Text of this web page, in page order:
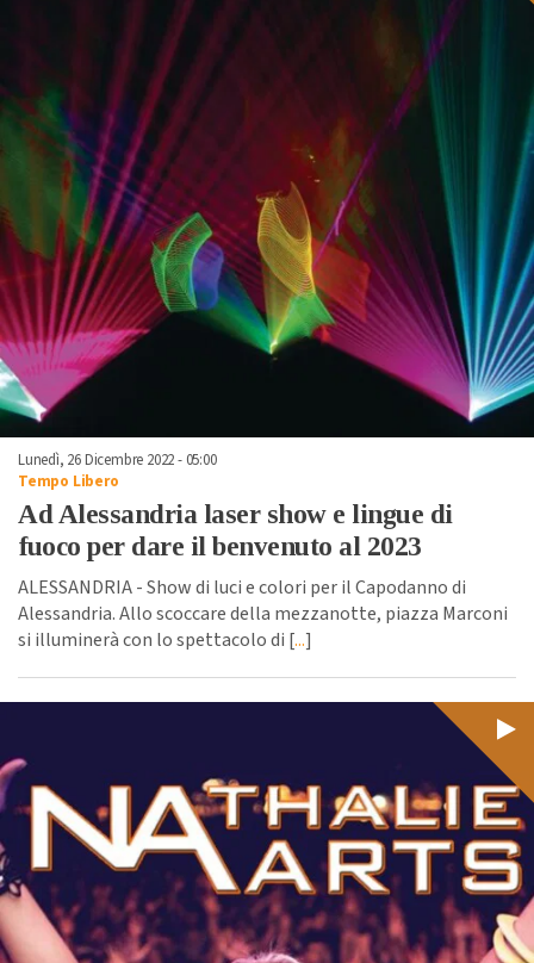
Lunedì, 26 Dicembre 2022 - 05:00
Tempo Libero
Ad Alessandria laser show e lingue di
fuoco per dare il benvenuto al 2023
ALESSANDRIA - Show di luci e colori per il Capodanno di
Alessandria. Allo scoccare della mezzanotte, piazza Marconi
si illuminerà con lo spettacolo di [...]